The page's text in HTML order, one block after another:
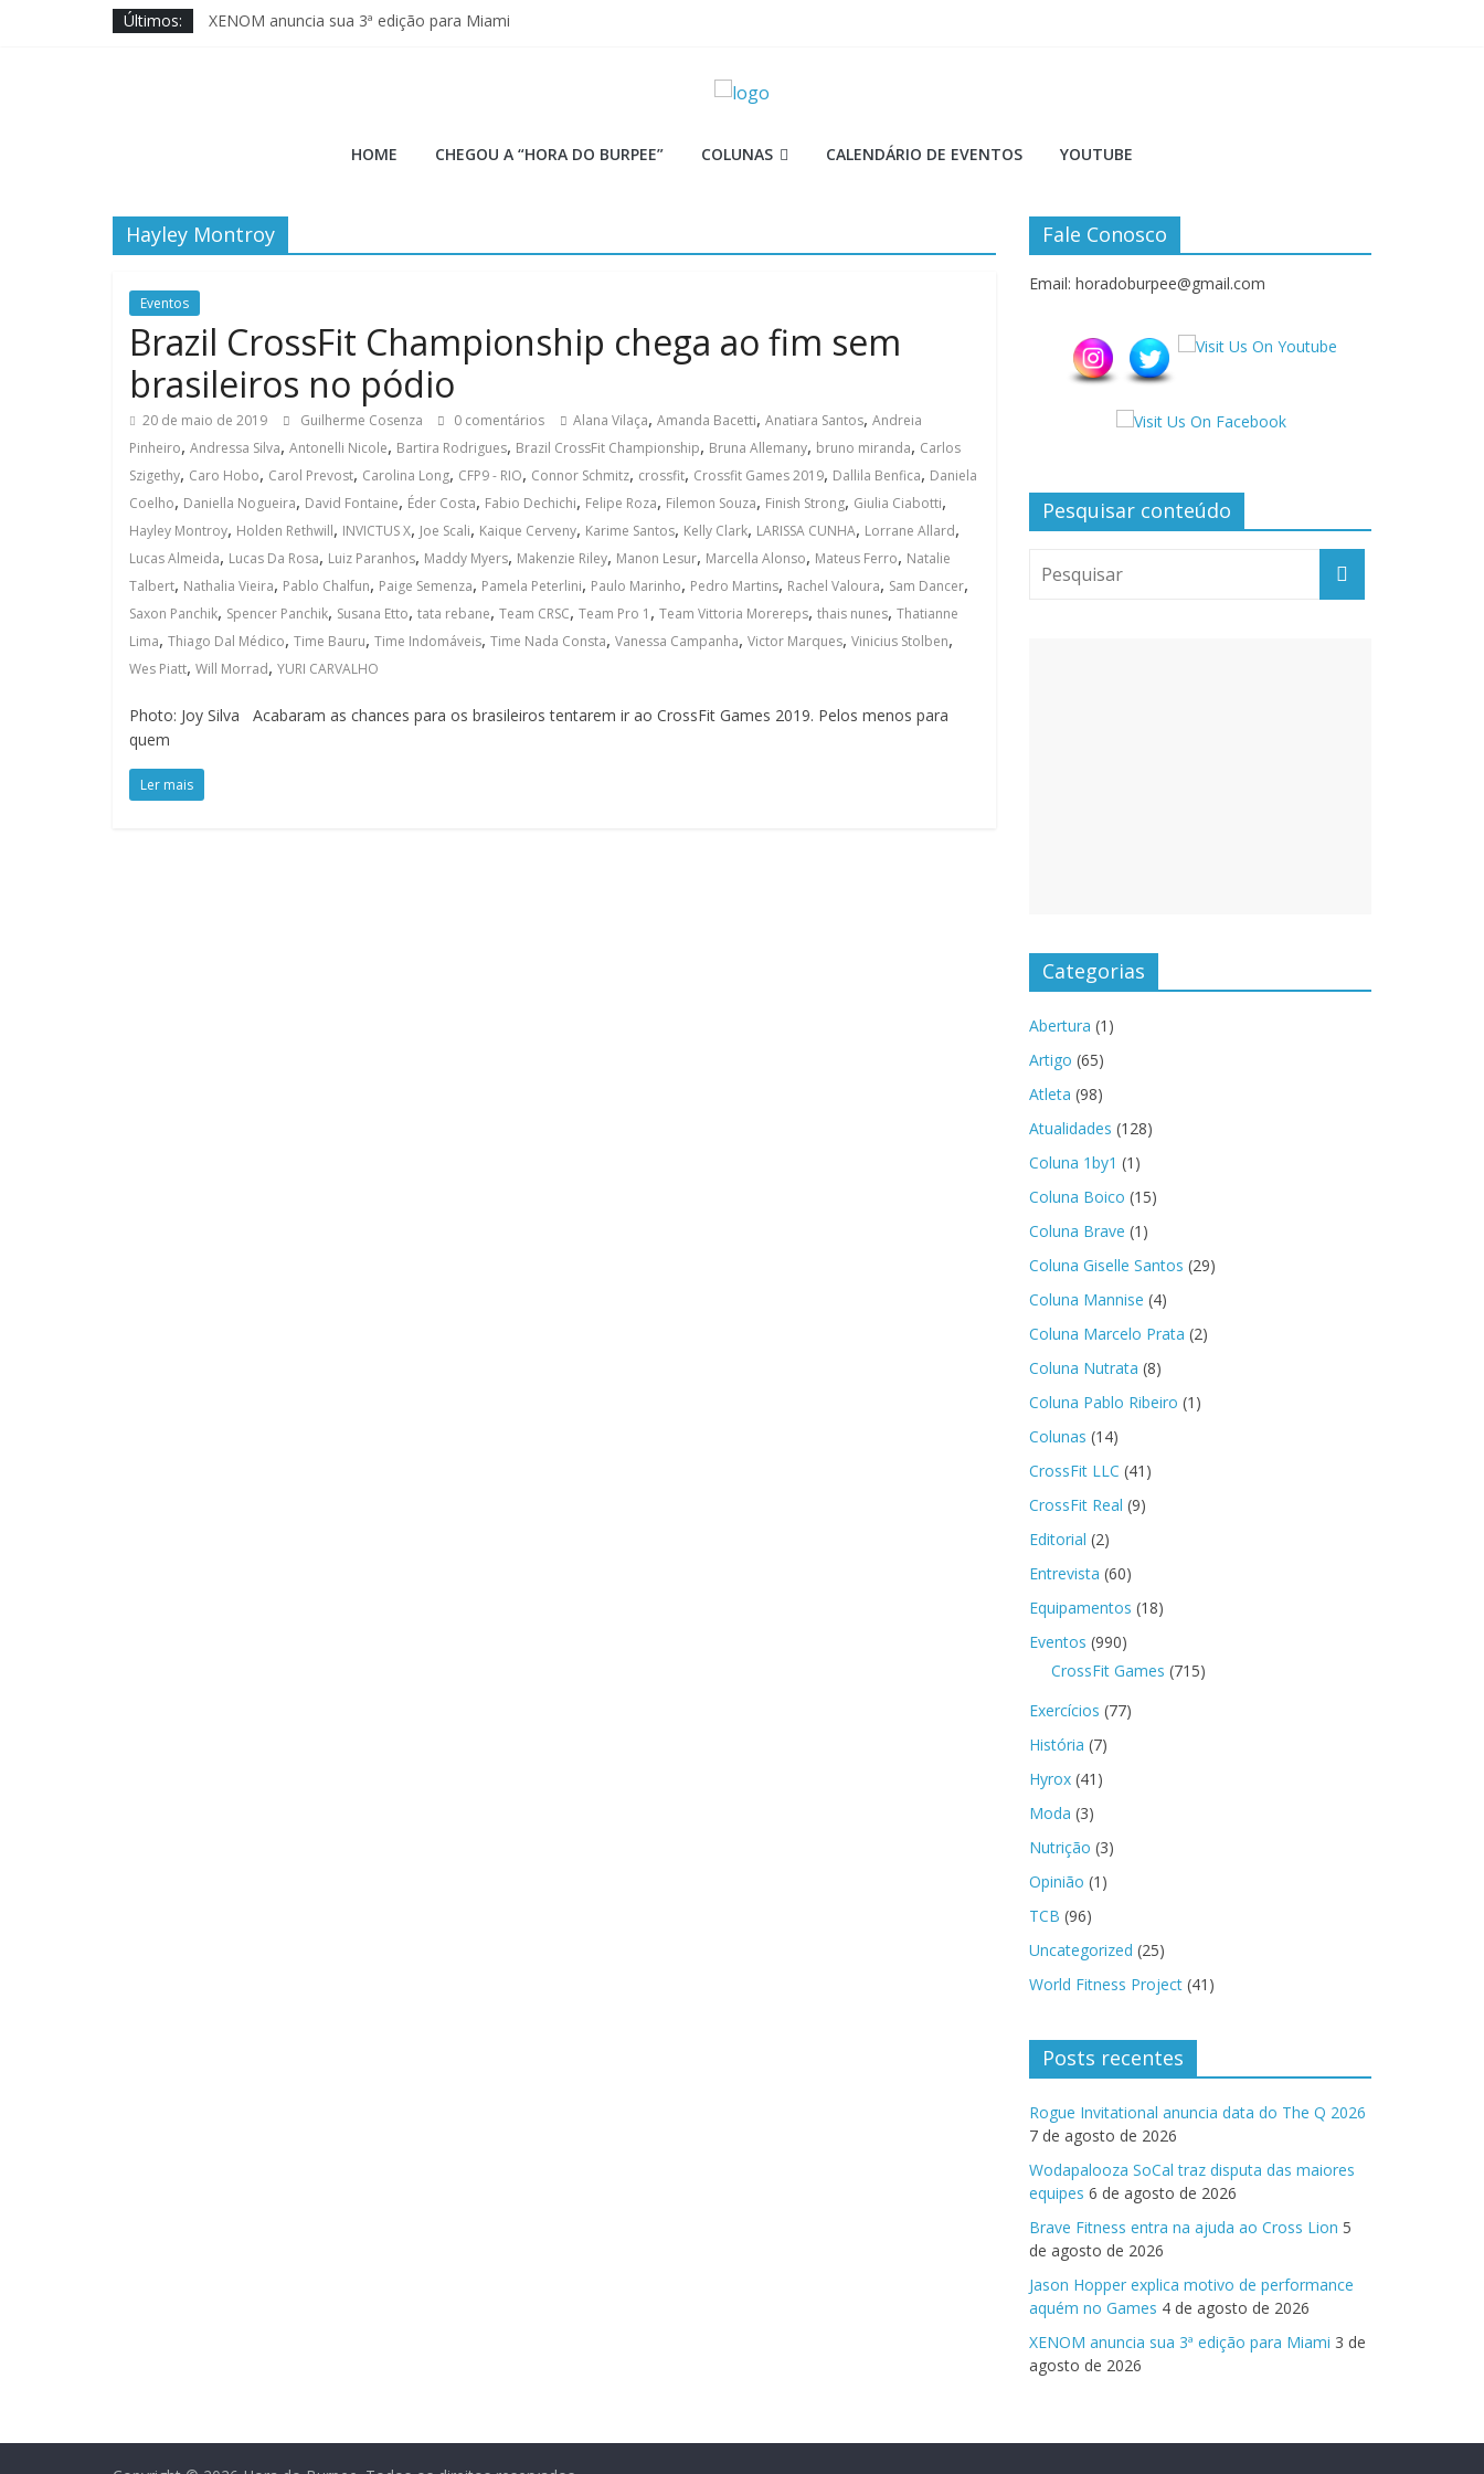
Últimos:
XENOM anuncia sua 3ª edição para Miami
Burpee
Hora
Burpee
HOME CHEGOU A “HORA DO BURPEE” COLUNAS CALENDÁRIO DE EVENTOS YOUTUBE
Hayley Montroy
Eventos
Brazil CrossFit Championship chega ao fim sem
brasileiros no pódio
20 de maio de 2019 Guilherme Cosenza 0 comentários Alana Vilaça, Amanda Bacetti, Anatiara Santos, Andreia
Pinheiro, Andressa Silva, Antonelli Nicole, Bartira Rodrigues, Brazil CrossFit Championship, Bruna Allemany, bruno miranda, Carlos
Szigethy, Caro Hobo, Carol Prevost, Carolina Long, CFP9 - RIO, Connor Schmitz, crossfit, Crossfit Games 2019, Dallila Benfica, Daniela
Coelho, Daniella Nogueira, David Fontaine, Éder Costa, Fabio Dechichi, Felipe Roza, Filemon Souza, Finish Strong, Giulia Ciabotti,
Hayley Montroy, Holden Rethwill, INVICTUS X, Joe Scali, Kaique Cerveny, Karime Santos, Kelly Clark, LARISSA CUNHA, Lorrane Allard,
Lucas Almeida, Lucas Da Rosa, Luiz Paranhos, Maddy Myers, Makenzie Riley, Manon Lesur, Marcella Alonso, Mateus Ferro, Natalie
Talbert, Nathalia Vieira, Pablo Chalfun, Paige Semenza, Pamela Peterlini, Paulo Marinho, Pedro Martins, Rachel Valoura, Sam Dancer,
Saxon Panchik, Spencer Panchik, Susana Etto, tata rebane, Team CRSC, Team Pro 1 , Team Vittoria Morereps, thais nunes, Thatianne
Lima, Thiago Dal Médico, Time Bauru, Time Indomáveis, Time Nada Consta, Vanessa Campanha, Victor Marques, Vinicius Stolben,
Wes Piatt, Will Morrad, YURI CARVALHO
Photo: Joy Silva Acabaram as chances para os brasileiros tentarem ir ao CrossFit Games 2019. Pelos menos para
quem
Ler mais
Fale Conosco
Email: horadoburpee@gmail.com
Pesquisar conteúdo
Categorias
Abertura (1)
Artigo (65)
Atleta (98)
Atualidades (128)
Coluna 1by1 (1)
Coluna Boico (15)
Coluna Brave (1)
Coluna Giselle Santos (29)
Coluna Mannise (4)
Coluna Marcelo Prata (2)
Coluna Nutrata (8)
Coluna Pablo Ribeiro (1)
Colunas (14)
CrossFit LLC (41)
CrossFit Real (9)
Editorial (2)
Entrevista (60)
Equipamentos (18)
Eventos (990)
CrossFit Games (715)
Exercícios (77)
História (7)
Hyrox (41)
Moda (3)
Nutrição (3)
Opinião (1)
TCB (96)
Uncategorized (25)
World Fitness Project (41)
Posts recentes
Rogue Invitational anuncia data do The Q 2026
7 de agosto de 2026
Wodapalooza SoCal traz disputa das maiores
equipes 6 de agosto de 2026
Brave Fitness entra na ajuda ao Cross Lion 5
de agosto de 2026
Jason Hopper explica motivo de performance
aquém no Games 4 de agosto de 2026
XENOM anuncia sua 3ª edição para Miami 3 de
agosto de 2026